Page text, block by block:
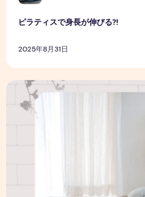
ピラティスで身長が伸びる⁈
2025年8月31日
ピラティスインストラクターの